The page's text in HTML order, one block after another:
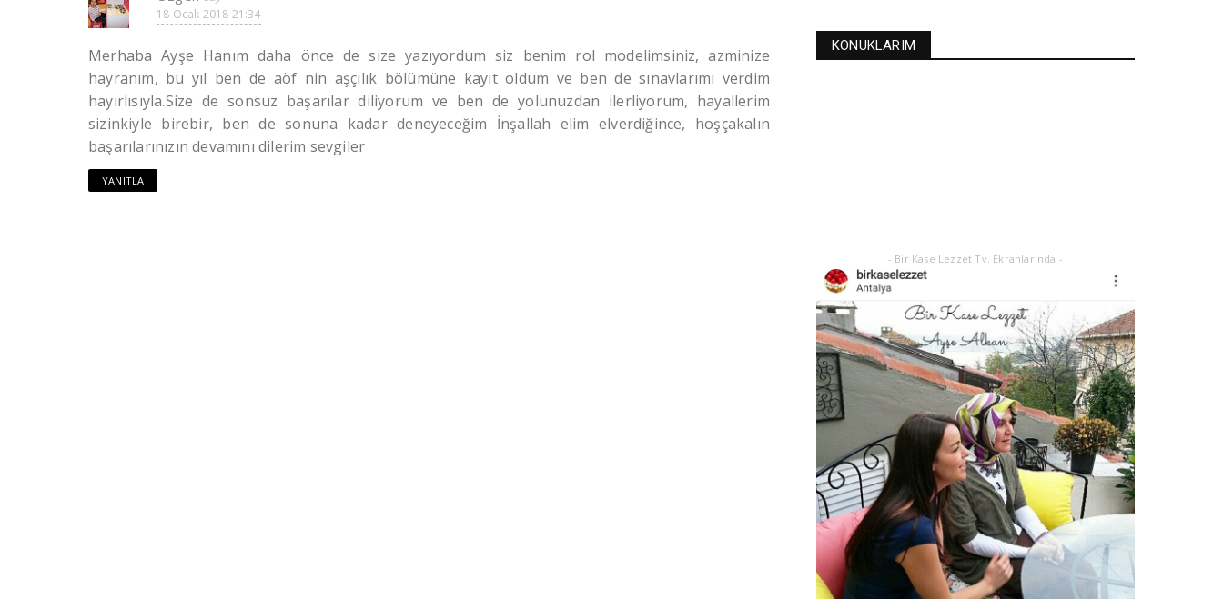
18 Ocak 2018 21:34
Merhaba Ayşe Hanım daha önce de size yazıyordum siz benim rol modelimsiniz, azminize
hayranım, bu yıl ben de aöf nin aşçılık bölümüne kayıt oldum ve ben de sınavlarımı verdim
hayırlısıyla.Size de sonsuz başarılar diliyorum ve ben de yolunuzdan ilerliyorum, hayallerim
sizinkiyle birebir, ben de sonuna kadar deneyeceğim İnşallah elim elverdiğince, hoşçakalın
başarılarınızın devamını dilerim sevgiler
YANITLA
KURABİYELER
KONUKLARIM
- Bir Kase Lezzet Tv. Ekranlarında -